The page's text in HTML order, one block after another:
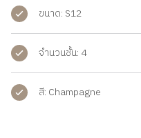
ขนาด: S12
จำนวนชั้น: 4
สี: Champagne